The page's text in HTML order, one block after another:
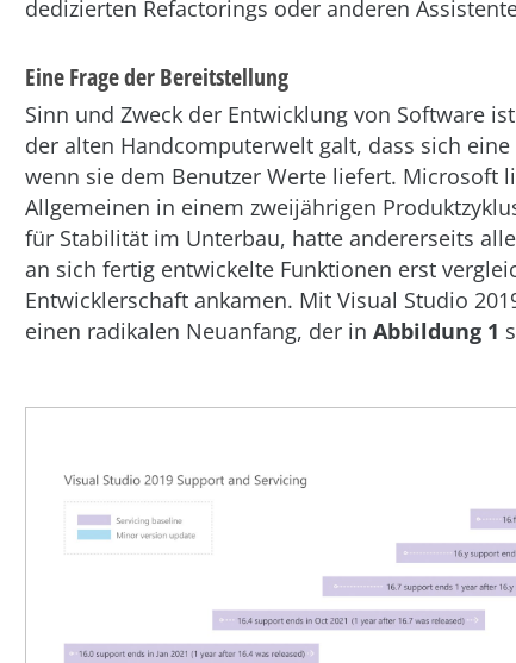
dedizierten Refactorings oder anderen
Eine Frage der Bereitstellung
Sinn und Zweck der Entwicklung von Software
der alten Handcomputerwelt galt, dass sich
wenn sie dem Benutzer Werte liefert. Microsoft
Allgemeinen in einem zweijährigen
für Stabilität im Unterbau, hatte andererseits
an sich fertig entwickelte Funktionen erst
Entwicklerschaft ankamen. Mit Visual Studio
einen radikalen Neuanfang, der in Abbildung 1